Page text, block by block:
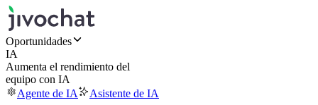
Oportunidades
IA
Aumenta el rendimiento del
equipo con IA
Agente de IA
Asistente de IA